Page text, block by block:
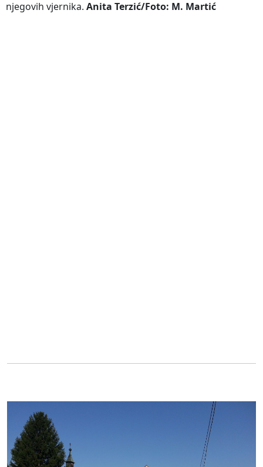
njegovih vjernika. Anita Terzić/Foto: M. Martić